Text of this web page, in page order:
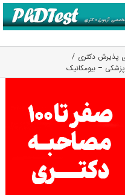
پذیرش دکتری
– بیومکانیک